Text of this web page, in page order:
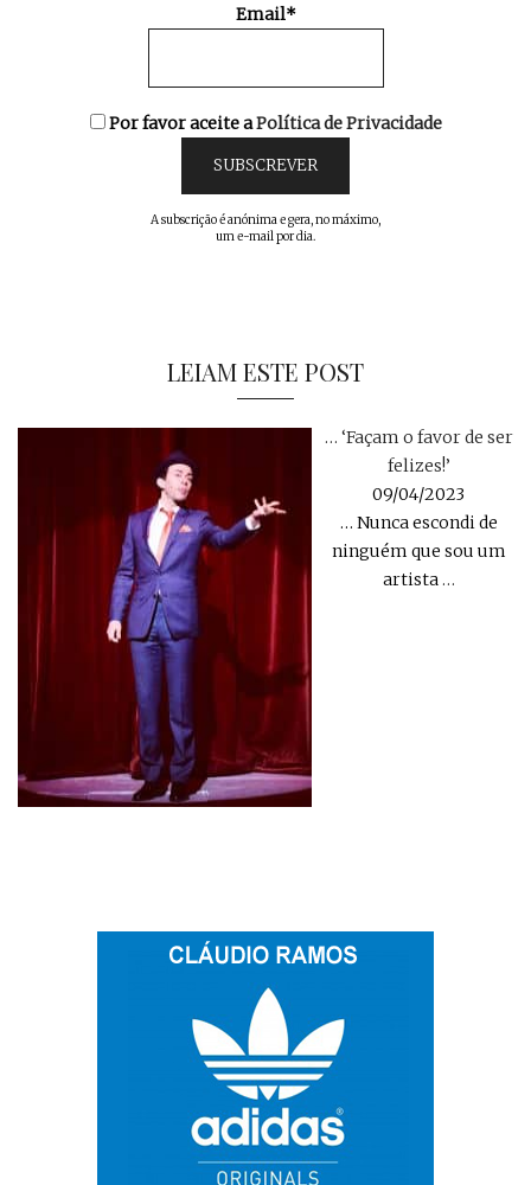
Email*
Por favor aceite aPolítica de Privacidade
A subscrição é anónima e gera, no máximo,
um e-mail por dia.
LEIAM ESTE POST
… ‘Façam o favor de ser
felizes!’
09/04/2023
… Nunca escondi de
ninguém que sou um
artista …